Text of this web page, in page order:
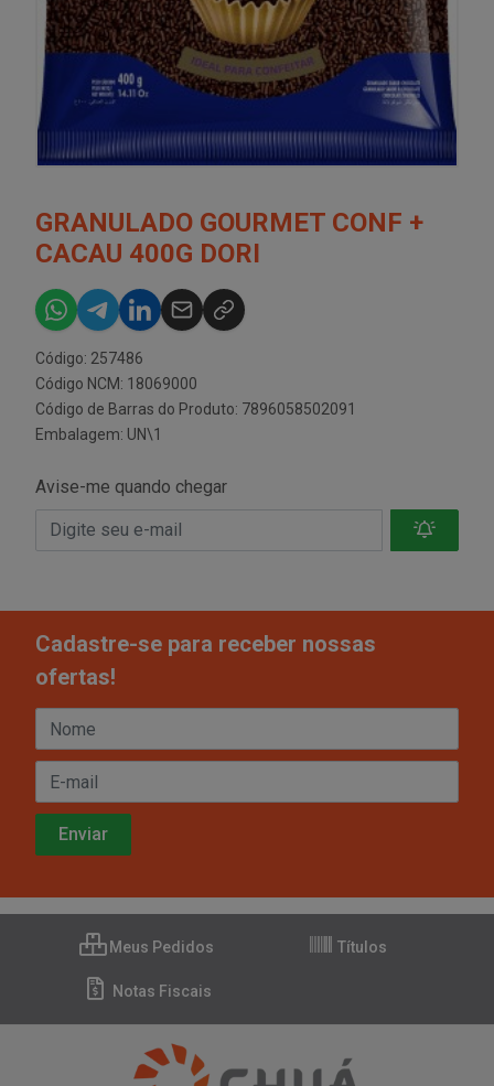
GRANULADO GOURMET CONF +
CACAU 400G DORI
Código: 257486
Código NCM: 18069000
Código de Barras do Produto: 7896058502091
Embalagem: UN\1
Avise-me quando chegar
Cadastre-se para receber nossas
ofertas!
Meus Pedidos Títulos
Notas Fiscais